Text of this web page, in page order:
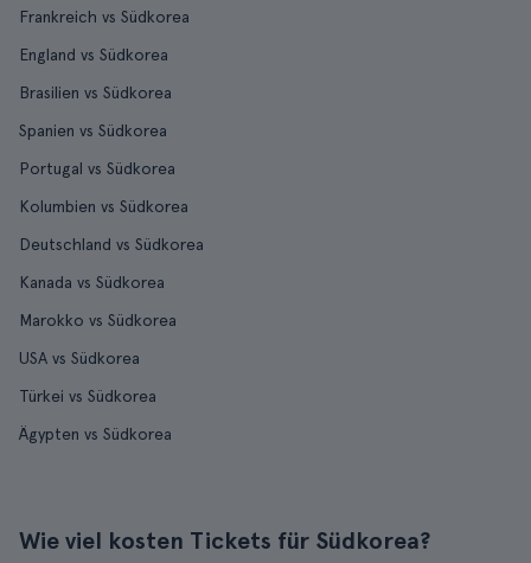
Frankreich vs Südkorea
England vs Südkorea
Brasilien vs Südkorea
Spanien vs Südkorea
Portugal vs Südkorea
Kolumbien vs Südkorea
Deutschland vs Südkorea
Kanada vs Südkorea
Marokko vs Südkorea
USA vs Südkorea
Türkei vs Südkorea
Ägypten vs Südkorea
Wie viel kosten Tickets für Südkorea?